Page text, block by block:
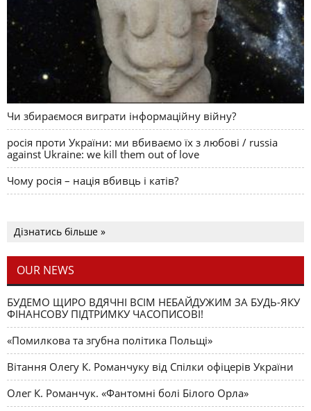
Чи збираємося виграти інформаційну війну?
росія проти України: ми вбиваємо їх з любові / russia
against Ukraine: we kill them out of love
Чому росія – нація вбивць і катів?
Дізнатись більше »
OUR NEWS
БУДЕМО ЩИРО ВДЯЧНІ ВСІМ НЕБАЙДУЖИМ ЗА БУДЬ-ЯКУ
ФІНАНСОВУ ПІДТРИМКУ ЧАСОПИСОВІ!
«Помилкова та згубна політика Польщі»
Вітання Олегу К. Романчуку від Спілки офіцерів України
Олег К. Романчук. «Фантомні болі Білого Орла»